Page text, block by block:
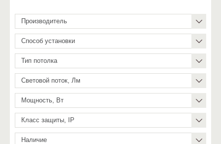
Производитель
Способ установки
Тип потолка
Световой поток, Лм
Мощность, Вт
Класс защиты, IP
Наличие